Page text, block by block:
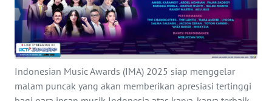
Indonesian Music Awards (IMA) 2025 siap menggelar
malam puncak yang akan memberikan apresiasi tertinggi
INTERNASIONAL
SERBA-SERBI
PENDIDIKAN